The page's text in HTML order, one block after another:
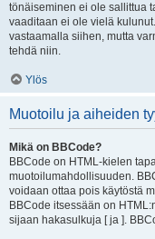
tönäiseminen ei ole sallittua
vaaditaan ei ole vielä
vastaamalla siihen, mutta
tehdä niin.
Ylös
Muotoilu ja aiheiden
Mikä on BBCode?
BBCode on HTML-kielen
muotoilumahdollisuuden.
voidaan ottaa pois käytöstä
BBCode itsessään on
sijaan hakasulkuja [ ja ].